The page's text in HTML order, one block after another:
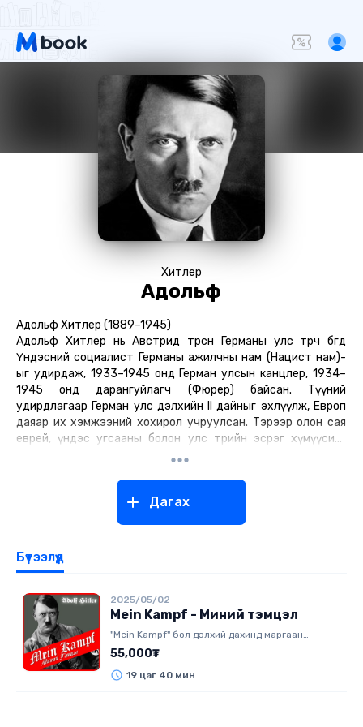
Хитлер
Адольф
Адольф Хитлер (1889–1945)
Адольф Хитлер нь Австрид төрсөн Германы улс төрч бөгөөд
Үндэсний социалист Германы ажилчны нам (Нацист нам)-
ыг удирдаж, 1933–1945 онд Герман улсын канцлер, 1934–
1945 онд дарангуйлагч (Фюрер) байсан. Түүний
удирдлагаар Герман улс дэлхийн II дайныг эхлүүлж, Европ
даяар их хэмжээний хохирол учруулсан. Тэрээр олон сая
еврей, үндэс угсааны болон улс төрийн эсрэг хүмүүсийг
хэлмэгдүүлсэн Холокост хэмээх аймшигт үймээн самууныг
болсны дараа Хитлер амиа егүүтгэсэн.
Дагах
Бүтээлүүд
Mein Kampf - Миний тэмцэл
2025/05/02
"Mein Kampf" бол дэлхий дахинд маргаан
дагуулсан, XX зууны түүхийг өөрчилсөн нэгэн
Адольф Хитлер 1923 онд төрийн эргэлт хийх
55,000₮
19 цаг 40 мин